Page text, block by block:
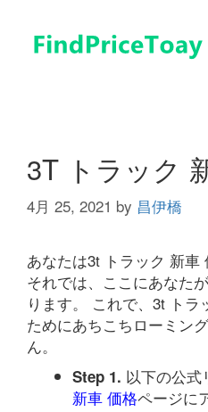
3T トラック
4月 25, 2021 by 昌伊橋
あなたは3t トラック 新車
それでは、ここにあなた
ります。 これで、3t ト
ためにあちこちローミン
ん。
Step 1. 以下の公式
新車 価格ページに